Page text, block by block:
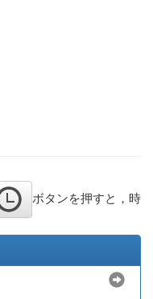
ボタンを押すと，時